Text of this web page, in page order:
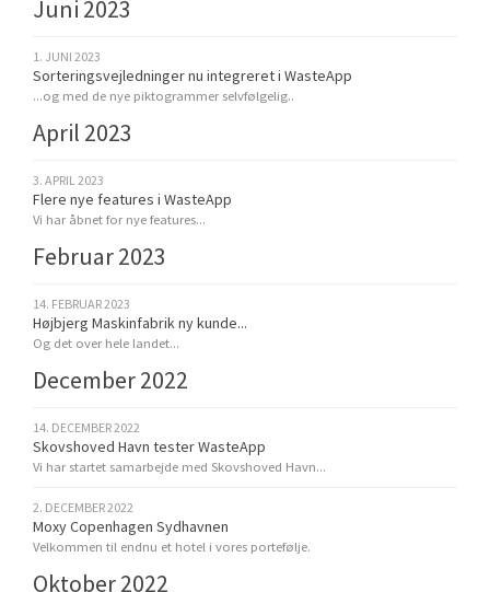
Juni 2023
1. JUNI 2023
Sorteringsvejledninger nu integreret i WasteApp
...og med de nye piktogrammer selvfølgelig..
April 2023
3. APRIL 2023
Flere nye features i WasteApp
Vi har åbnet for nye features...
Februar 2023
14. FEBRUAR 2023
Højbjerg Maskinfabrik ny kunde...
Og det over hele landet...
December 2022
14. DECEMBER 2022
Skovshoved Havn tester WasteApp
Vi har startet samarbejde med Skovshoved Havn...
2. DECEMBER 2022
Moxy Copenhagen Sydhavnen
Velkommen til endnu et hotel i vores portefølje.
Oktober 2022